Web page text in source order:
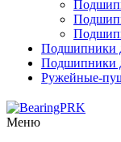
Подшипники
Подшипники
Ружейные-
Меню